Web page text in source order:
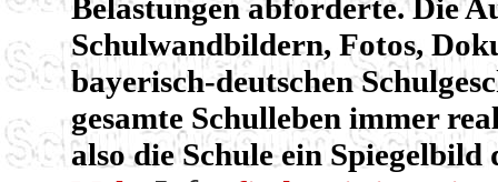
Belastungen abforderte. Die
Schulwandbildern, Fotos,
bayerisch-deutschen
gesamte Schulleben immer
also die Schule ein